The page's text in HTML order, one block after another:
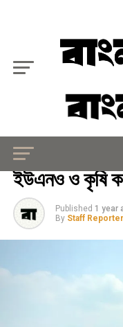
কৃষি ও প্রকৃতি
ইউএনও ও কৃষি
Published 1 year
By Staff Reporter